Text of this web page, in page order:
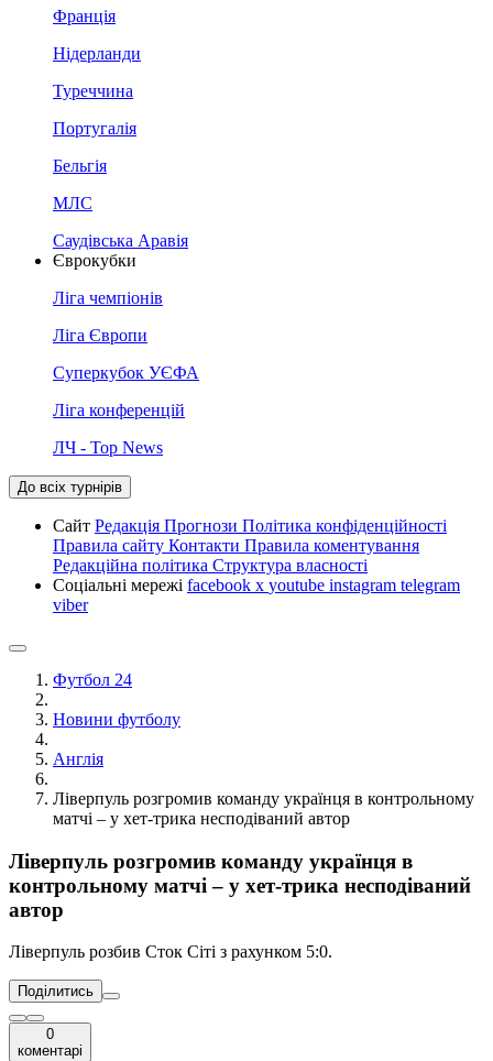
Франція
Нідерланди
Туреччина
Португалія
Бельгія
МЛС
Саудівська Аравія
Єврокубки
Ліга чемпіонів
Ліга Європи
Суперкубок УЄФА
Ліга конференцій
ЛЧ - Top News
До всіх турнірів
Сайт Редакція Прогнози Політика конфіденційності
Правила сайту Контакти Правила коментування
Редакційна політика Структура власності
Соціальні мережі facebook x youtube instagram telegram
viber
Футбол 24
Новини футболу
Англія
Ліверпуль розгромив команду українця в контрольному
матчі – у хет-трика несподіваний автор
Ліверпуль розгромив команду українця в
контрольному матчі – у хет-трика несподіваний
автор
Ліверпуль розбив Сток Сіті з рахунком 5:0.
Поділитись
0
коментарі